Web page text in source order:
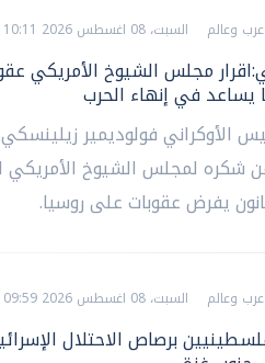
عرب وعالم السبت، 08 اغسطس 2026 10:11 ص
مجلس الشيوخ الأمريكي
يساعد في إنهاء الحرب
الأوكراني فولوديمير
شكره لمجلس الشيوخ الأمريكي
يفرض عقوبات على روسيا.
عرب وعالم السبت، 08 اغسطس 2026 09:59 ص
3 فلسطينيين برصاص الاحتلال